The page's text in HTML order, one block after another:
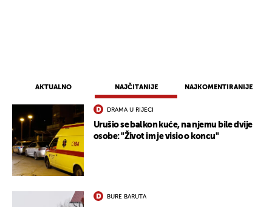
AKTUALNO NAJČITANIJE NAJKOMENTIRANIJE
DRAMA U RIJECI
Urušio se balkon kuće, na njemu bile dvije
osobe: "Život im je visio o koncu"
BURE BARUTA